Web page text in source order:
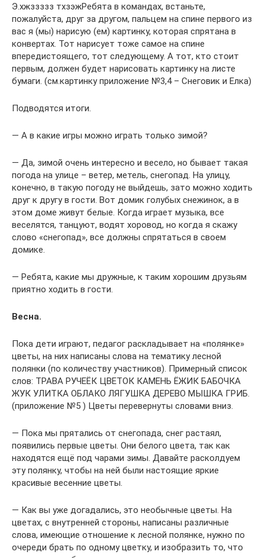
Э.хжззззз тхзэжРебята в командах, встаньте,
пожалуйста, друг за другом, пальцем на спине первого из
вас я (мы) нарисую (ем) картинку, которая спрятана в
конвертах. Тот нарисует тоже самое на спине
впередистоящего, тот следующему. А тот, кто стоит
первым, должен будет нарисовать картинку на листе
бумаги. (см.картинку приложение №3,4 – Снеговик и Елка)
Подводятся итоги.
— А в какие игры можно играть только зимой?
— Да, зимой очень интересно и весело, но бывает такая
погода на улице – ветер, метель, снегопад. На улицу,
конечно, в такую погоду не выйдешь, зато можно ходить
друг к другу в гости. Вот домик голубых снежинок, а в
этом доме живут белые. Когда играет музыка, все
веселятся, танцуют, водят хоровод, но когда я скажу
слово «снегопад», все должны спрятаться в своем
домике.
— Ребята, какие мы дружные, к таким хорошим друзьям
приятно ходить в гости.
Весна.
Пока дети играют, педагог раскладывает на «полянке»
цветы, на них написаны слова на тематику лесной
полянки (по количеству участников). Примерный список
слов: ТРАВА РУЧЕЁК ЦВЕТОК КАМЕНЬ ЁЖИК БАБОЧКА
ЖУК УЛИТКА ОБЛАКО ЛЯГУШКА ДЕРЕВО МЫШКА ГРИБ.
(приложение №5 ) Цветы перевернуты словами вниз.
— Пока мы прятались от снегопада, снег растаял,
появились первые цветы. Они белого цвета, так как
находятся ещё под чарами зимы. Давайте расколдуем
эту полянку, чтобы на ней были настоящие яркие
красивые весенние цветы.
— Как вы уже догадались, это необычные цветы. На
цветах, с внутренней стороны, написаны различные
слова, имеющие отношение к лесной полянке, нужно по
очереди брать по одному цветку, и изобразить то, что